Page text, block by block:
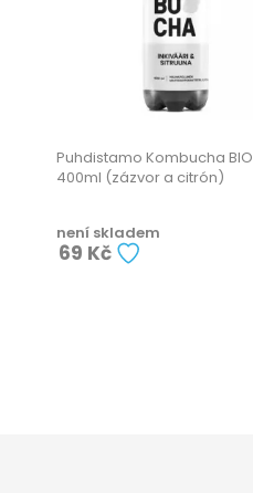
Puhdistamo Kombucha BIO
400ml (zázvor a citrón)
není skladem
69 Kč